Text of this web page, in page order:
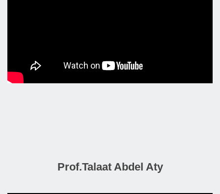
Prof.Talaat Abdel Aty